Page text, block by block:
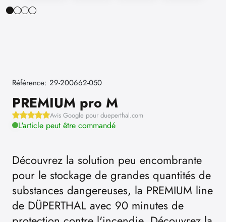
Référence: 29-200662-050
PREMIUM pro M
Avis Google pour dueperthal.com
L'article peut être commandé
Découvrez la solution peu encombrante
pour le stockage de grandes quantités de
substances dangereuses, la PREMIUM line
de DÜPERTHAL avec 90 minutes de